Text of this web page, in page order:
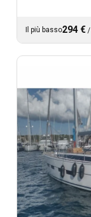
Il più basso294 € /